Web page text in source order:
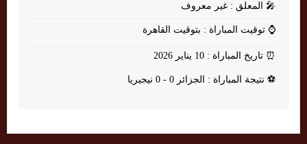
🎤 المعلق : غير معروف
⌚ توقيت المباراة : بتوقيت القاهرة
⏰ تاريخ المباراة : 10 يناير 2026
⚽ نتيجة المباراة : الجزائر 0 - 0 نيجيريا